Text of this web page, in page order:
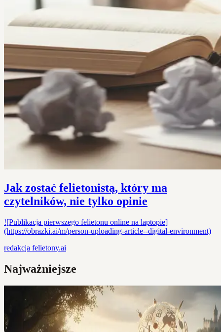
Jak zostać felietonistą, który ma
czytelników, nie tylko opinie
![Publikacja pierwszego felietonu online na laptopie]
(https://obrazki.ai/m/person-uploading-article--digital-environment)
redakcja felietony.ai
Najważniejsze